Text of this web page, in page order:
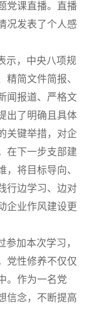
党课直播。直播
况发表了个人感
示，中央八项规
简文件简报、
闻报道、严格文
出了明确且具体
关键举措，对企
在下一步支部建
将目标导向、
行边学习、边对
企业作风建设更
加本次学习，
党性修养不仅仅
。作为一名党
信念，不断提高